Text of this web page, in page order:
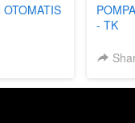
OTOMATIS
- TK